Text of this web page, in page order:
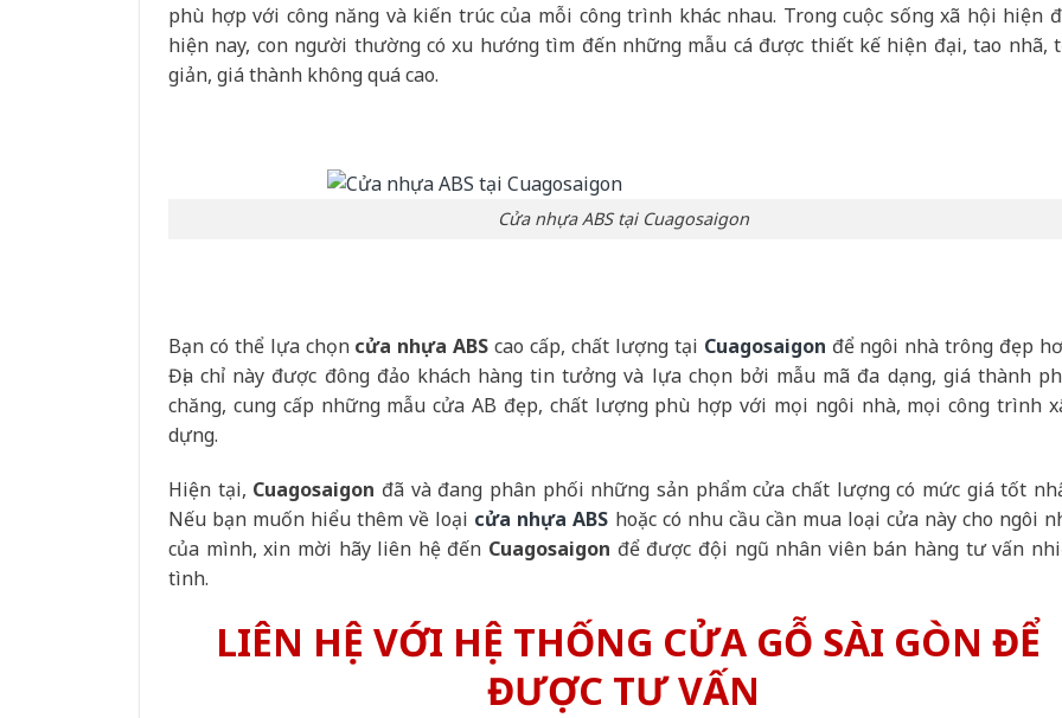
phù hợp với công năng và kiến trúc của mỗi công trình khác nhau. Trong cuộc sống xã hội hiện
hiện nay, con người thường có xu hướng tìm đến những mẫu cá được thiết kế hiện đại, tao nhã,
giản, giá thành không quá cao.
Cửa nhựa ABS tại Cuagosaigon
Bạn có thể lựa chọn cửa nhựa ABS cao cấp, chất lượng tại Cuagosaigon để ngôi nhà trông đẹp
Địa chỉ này được đông đảo khách hàng tin tưởng và lựa chọn bởi mẫu mã đa dạng, giá thành
chăng, cung cấp những mẫu cửa AB đẹp, chất lượng phù hợp với mọi ngôi nhà, mọi công trình
dựng.
Hiện tại, Cuagosaigon đã và đang phân phối những sản phẩm cửa chất lượng có mức giá tốt
Nếu bạn muốn hiểu thêm về loại cửa nhựa ABS hoặc có nhu cầu cần mua loại cửa này cho ngôi
của mình, xin mời hãy liên hệ đến Cuagosaigon để được đội ngũ nhân viên bán hàng tư vấn
tình.
LIÊN HỆ VỚI HỆ THỐNG CỬA GỖ SÀI GÒN ĐỂ
ĐƯỢC TƯ VẤN